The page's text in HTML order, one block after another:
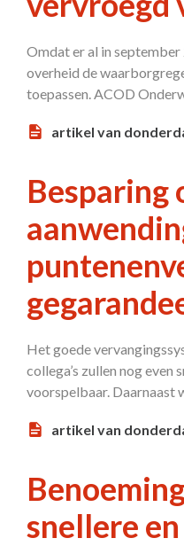
Omdat er al in
overheid de
toepassen. ACOD
artikel van
Besparing
Het goede
collega’s zullen nog
voorspelbaar. Daarnaast
artikel van
snellere